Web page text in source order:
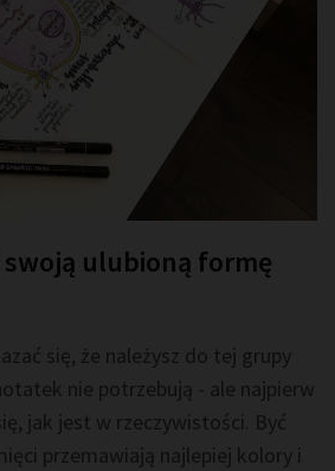
ulubioną formę
się, że należysz do tej grupy
nie potrzebują - ale najpierw
jak jest w rzeczywistości. Być
przemawiają najlepiej kolory i